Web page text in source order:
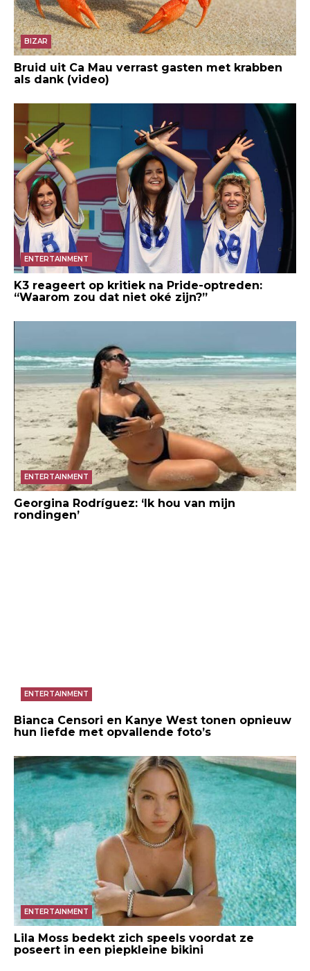
BIZAR
Bruid uit Ca Mau verrast gasten met krabben
als dank (video)
ENTERTAINMENT
K3 reageert op kritiek na Pride-optreden:
“Waarom zou dat niet oké zijn?”
ENTERTAINMENT
Georgina Rodríguez: ‘Ik hou van mijn
rondingen’
ENTERTAINMENT
Bianca Censori en Kanye West tonen opnieuw
hun liefde met opvallende foto’s
ENTERTAINMENT
Lila Moss bedekt zich speels voordat ze
poseert in een piepkleine bikini